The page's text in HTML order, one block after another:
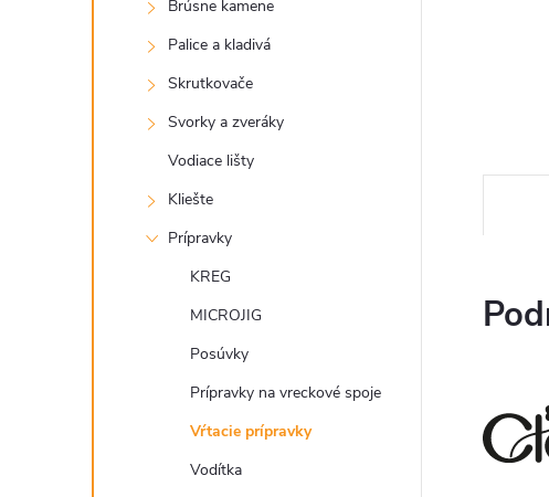
Brúsne kamene
Palice a kladivá
Skrutkovače
Svorky a zveráky
Vodiace lišty
Kliešte
Prípravky
KREG
MICROJIG
Posúvky
Prípravky na vreckové spoje
Vŕtacie prípravky
Vodítka